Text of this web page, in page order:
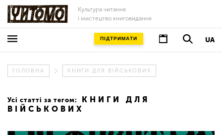
Культура читання
і мистецтво книговидання
UA
ПІДТРИМАТИ
ГОЛОВНА КНИГИ ДЛЯ ВІЙСЬКОВИХ
Усі статті за тегом:
КНИГИ ДЛЯ
ВІЙСЬКОВИХ